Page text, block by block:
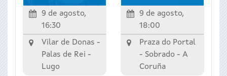
9 de agosto,
16:30
Vilar de Donas -
Palas de Rei -
Lugo
9 de agosto,
18:00
Praza do Portal
- Sobrado - A
Coruña